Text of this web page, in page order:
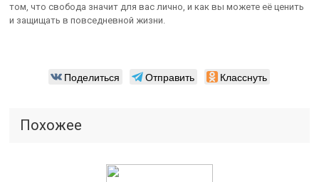
том, что свобода значит для вас лично, и как вы можете её ценить
и защищать в повседневной жизни.
Поделиться Отправить Класснуть
Похожее